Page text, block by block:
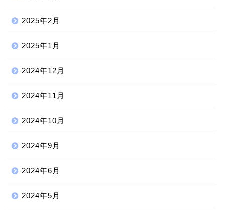
2025年2月
2025年1月
2024年12月
2024年11月
2024年10月
2024年9月
2024年6月
2024年5月